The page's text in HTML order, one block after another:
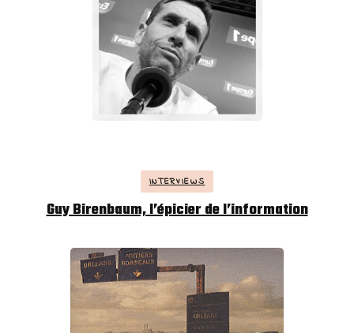
INTERVIEWS
Guy Birenbaum, l’épicier de l’information